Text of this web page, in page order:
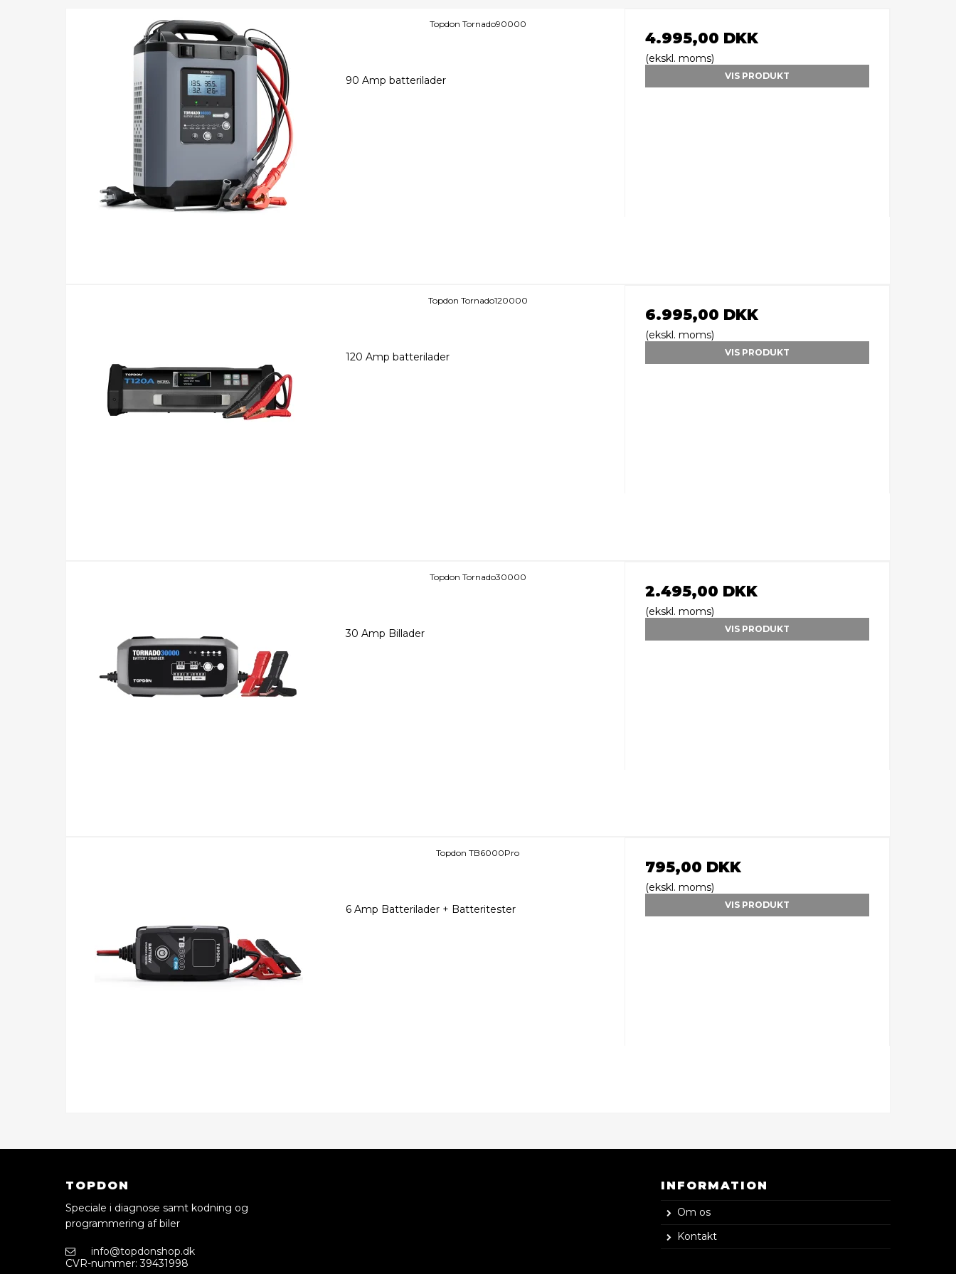
Topdon Tornado90000
90 Amp batterilader
4.995,00 DKK
(ekskl. moms)
VIS PRODUKT
Topdon Tornado120000
120 Amp batterilader
6.995,00 DKK
(ekskl. moms)
VIS PRODUKT
Topdon Tornado30000
30 Amp Billader
2.495,00 DKK
(ekskl. moms)
VIS PRODUKT
Topdon TB6000Pro
6 Amp Batterilader + Batteritester
795,00 DKK
(ekskl. moms)
VIS PRODUKT
TOPDON
Speciale i diagnose samt kodning og
programmering af biler
info@topdonshop.dk
CVR-nummer: 39431998
INFORMATION
Om os
Kontakt